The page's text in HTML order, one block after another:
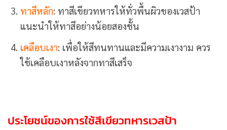
ทาสีหลัก: ทาสีเขียวทหารให้ทั่วพื้นผิวของเวสป้า
แนะนำให้ทาสีอย่างน้อยสองชั้น
เคลือบเงา: เพื่อให้สีทนทานและมีความเงางาม ควร
ใช้เคลือบเงาหลังจากทาสีเสร็จ
ประโยชน์ของการใช้สีเขียวทหารเวสป้า